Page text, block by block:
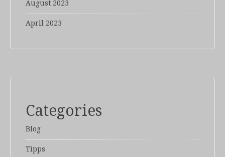
August 2023
April 2023
Categories
Blog
Tipps